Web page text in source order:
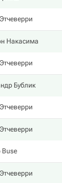
Накаcима
Бублик
Buse